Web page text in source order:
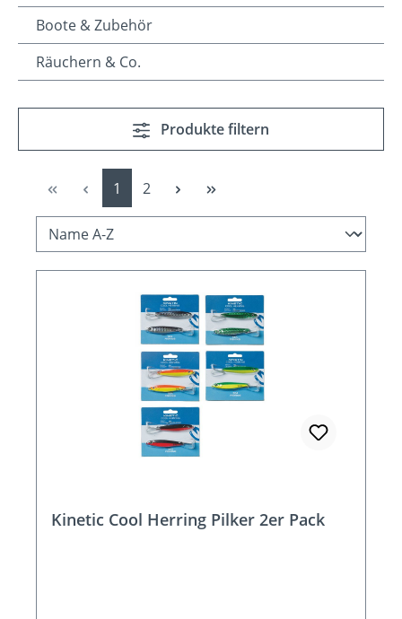
Boote & Zubehör
Räuchern & Co.
Produkte filtern
Seite
1 Seite
2
Kinetic Cool Herring Pilker 2er Pack